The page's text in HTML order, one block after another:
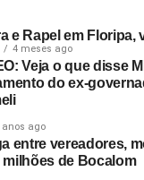
e Rapel em Floripa,
4 meses ago
Veja o que disse
do ex-
anos ago
entre vereadores,
milhões de Bocalom